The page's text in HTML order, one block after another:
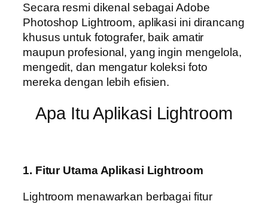
Secara resmi dikenal sebagai Adobe
Photoshop Lightroom, aplikasi ini dirancang
khusus untuk fotografer, baik amatir
maupun profesional, yang ingin mengelola,
mengedit, dan mengatur koleksi foto
mereka dengan lebih efisien.
Apa Itu Aplikasi Lightroom
1. Fitur Utama Aplikasi Lightroom
Lightroom menawarkan berbagai fitur